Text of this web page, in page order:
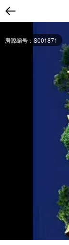
房源编号：S001871